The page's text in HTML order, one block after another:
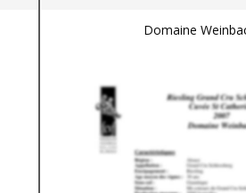
Domaine